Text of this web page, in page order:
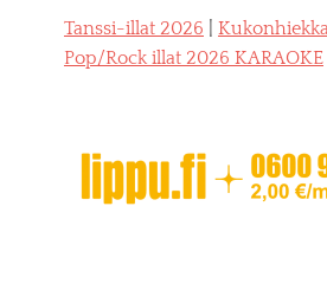
Tanssi-illat 2026
Pop/Rock illat 2026 KARAOKE